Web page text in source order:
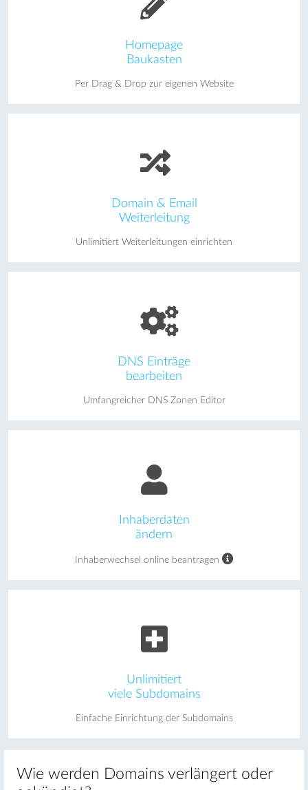
Homepage
Baukasten
Per Drag & Drop zur eigenen Website
Domain & Email
Weiterleitung
Unlimitiert Weiterleitungen einrichten
DNS Einträge
bearbeiten
Umfangreicher DNS Zonen Editor
Inhaberdaten
ändern
Inhaberwechsel online beantragen
Unlimitiert
viele Subdomains
Einfache Einrichtung der Subdomains
Wie werden Domains verlängert oder